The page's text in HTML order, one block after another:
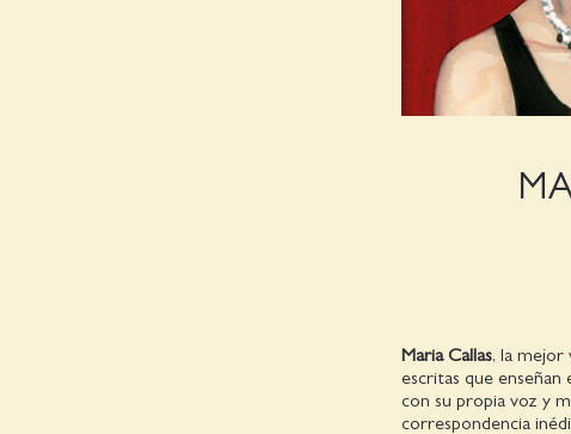
Maria Callas, la mejor
escritas que enseñan
con su propia voz y
correspondencia